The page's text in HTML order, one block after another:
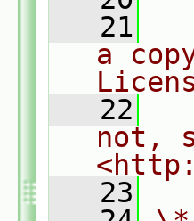
   21
a
   22
not,
   23